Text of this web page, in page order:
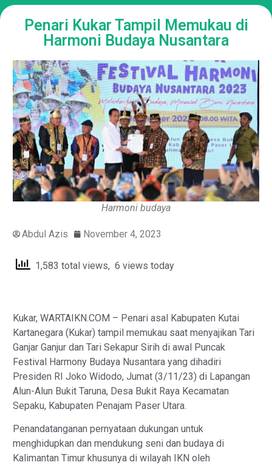
Penari Kukar Tampil Memukau di
Harmoni Budaya Nusantara
Harmoni budaya
Abdul Azis November 4, 2023
1,583 total views, 6 views today
Kukar, WARTAIKN.COM – Penari asal Kabupaten Kutai
Kartanegara (Kukar) tampil memukau saat menyajikan Tari
Ganjar Ganjur dan Tari Sekapur Sirih di awal Puncak
Festival Harmony Budaya Nusantara yang dihadiri
Presiden RI Joko Widodo, Jumat (3/11/23) di Lapangan
Alun-Alun Bukit Taruna, Desa Bukit Raya Kecamatan
Sepaku, Kabupaten Penajam Paser Utara.
Penandatanganan pernyataan dukungan untuk
menghidupkan dan mendukung seni dan budaya di
Kalimantan Timur khusunya di wilayah IKN oleh